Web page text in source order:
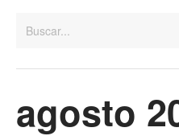
agosto